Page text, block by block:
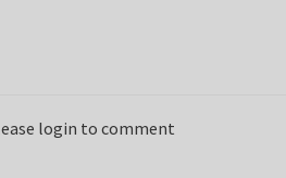
login to comment